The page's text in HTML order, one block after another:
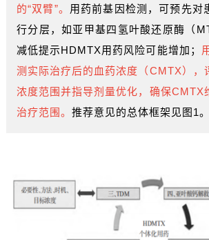
的“双臂”。 用药前基因检测，可预先对
行分层，如亚甲基四氢叶酸还原酶（
减低提示HDMTX用药风险可能增加；
测实际治疗后的血药浓度（CMTX），
浓度范围并指导剂量优化，确保CMTX
治疗范围。 推荐意见的总体框架见图1。